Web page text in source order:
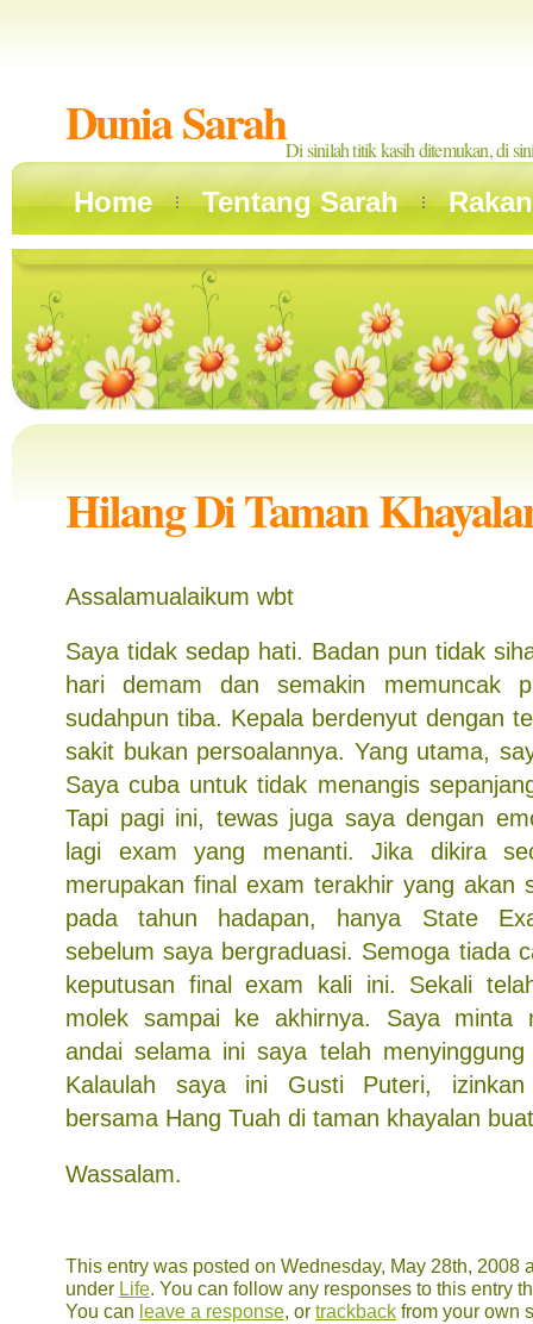
Dunia SarahDi sinilah titik kasih ditemukan, di
Home Tentang Sarah
Hilang Di Taman
Assalamualaikum wbt
Saya tidak sedap hati. Badan pun tidak
hari demam dan semakin memuncak
sudahpun tiba. Kepala berdenyut dengan
sakit bukan persoalannya. Yang utama,
Saya cuba untuk tidak menangis
Tapi pagi ini, tewas juga saya dengan
lagi exam yang menanti. Jika dikira
merupakan final exam terakhir yang akan
pada tahun hadapan, hanya State
sebelum saya bergraduasi. Semoga tiada
keputusan final exam kali ini. Sekali
molek sampai ke akhirnya. Saya minta
andai selama ini saya telah
Kalaulah saya ini Gusti Puteri, izinkan
bersama Hang Tuah di taman khayalan
Wassalam.
This entry was posted on Wednesday, May 28th, 2008
under Life . You can follow any responses to this entry
You can leave a response , or trackback from your own